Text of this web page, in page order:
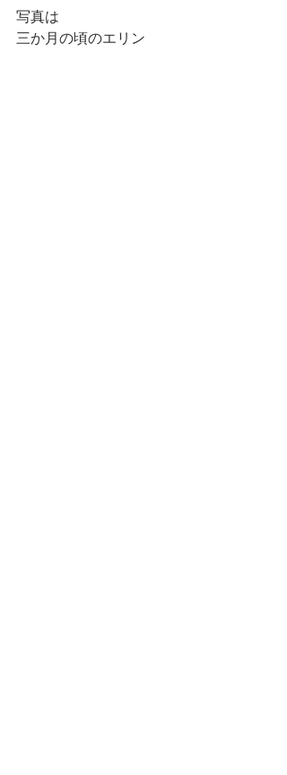
写真は
三か月の頃のエリン